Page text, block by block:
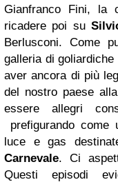
Gianfranco Fini, la
ricadere poi su
Berlusconi. Come
galleria di
aver ancora di più
del nostro paese
essere allegri
prefigurando
luce e gas
Carnevale. Ci
Questi episodi